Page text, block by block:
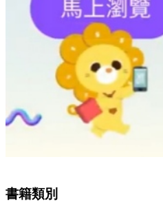
書籍類別